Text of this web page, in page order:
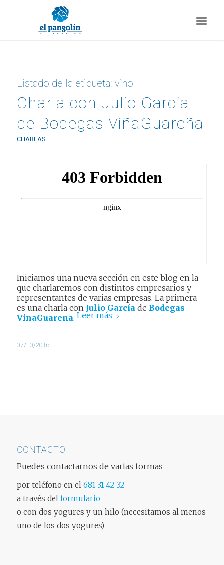
Listado de la etiqueta: vino
Charla con Julio García
de Bodegas ViñaGuareña
CHARLAS
Iniciamos una nueva sección en este blog en la
que charlaremos con distintos empresarios y
representantes de varias empresas. La primera
es una charla con Julio Garcíade Bodegas
ViñaGuareña. Leer más
07/10/2016
CONTACTO
Puedes contactarnos de varias formas
por teléfono en el 681 31 42 32
a través del formulario
o con dos yogures y un hilo (necesitamos al menos
uno de los dos yogures)